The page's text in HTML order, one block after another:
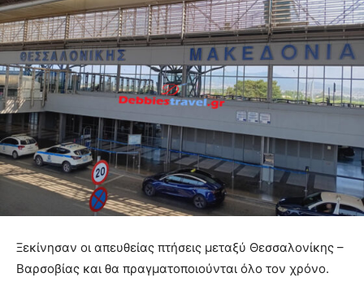
Ξεκίνησαν οι απευθείας πτήσεις μεταξύ Θεσσαλονίκης –
Βαρσοβίας και θα πραγματοποιούνται όλο τον χρόνο.